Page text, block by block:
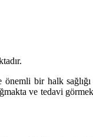
bir halk sağlığı
ve tedavi